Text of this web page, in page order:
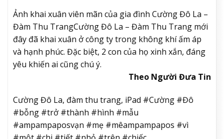
Ảnh khai xuân viên mãn của gia đình Cường Đô La –
Đàm Thu TrangCường Đô La – Đàm Thu Trang mới
đây đã khai xuân ở công ty trong không khí ấm áp
và hạnh phúc. Đặc biệt, 2 con của họ xinh xắn, đáng
yêu khiến ai cũng chú ý.
Theo Người Đưa Tin
Cường Đô La, đàm thu trang, iPad #Cường #Đô
#bỗng #trở #thành #hình #mẫu
#ampampaposvạn #mẹ #mêampampapos #vì